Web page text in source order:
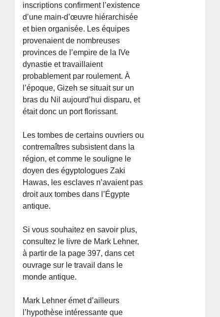
inscriptions confirment l’existence
d’une main-d’œuvre hiérarchisée
et bien organisée. Les équipes
provenaient de nombreuses
provinces de l’empire de la IVe
dynastie et travaillaient
probablement par roulement. À
l’époque, Gizeh se situait sur un
bras du Nil aujourd’hui disparu, et
était donc un port florissant.
Les tombes de certains ouvriers ou
contremaîtres subsistent dans la
région, et comme le souligne le
doyen des égyptologues Zaki
Hawas, les esclaves n’avaient pas
droit aux tombes dans l’Égypte
antique.
Si vous souhaitez en savoir plus,
consultez le livre de Mark Lehner,
à partir de la page 397, dans cet
ouvrage sur le travail dans le
monde antique.
Mark Lehner émet d’ailleurs
l’hypothèse intéressante que